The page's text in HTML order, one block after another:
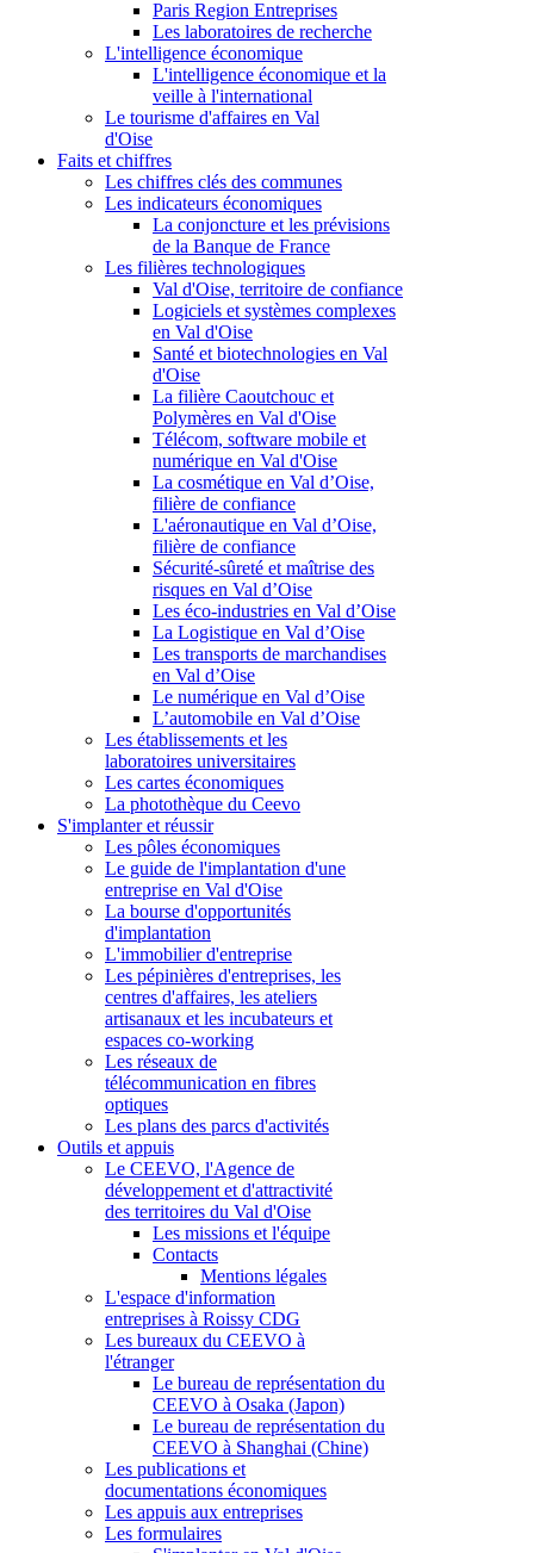
Paris Region Entreprises
Les laboratoires de recherche
L'intelligence économique
L'intelligence économique et la
veille à l'international
Le tourisme d'affaires en Val
d'Oise
Faits et chiffres
Les chiffres clés des communes
Les indicateurs économiques
La conjoncture et les prévisions
de la Banque de France
Les filières technologiques
Val d'Oise, territoire de confiance
Logiciels et systèmes complexes
en Val d'Oise
Santé et biotechnologies en Val
d'Oise
La filière Caoutchouc et
Polymères en Val d'Oise
Télécom, software mobile et
numérique en Val d'Oise
La cosmétique en Val d’Oise,
filière de confiance
L'aéronautique en Val d’Oise,
filière de confiance
Sécurité-sûreté et maîtrise des
risques en Val d’Oise
Les éco-industries en Val d’Oise
La Logistique en Val d’Oise
Les transports de marchandises
en Val d’Oise
Le numérique en Val d’Oise
L’automobile en Val d’Oise
Les établissements et les
laboratoires universitaires
Les cartes économiques
La photothèque du Ceevo
S'implanter et réussir
Les pôles économiques
Le guide de l'implantation d'une
entreprise en Val d'Oise
La bourse d'opportunités
d'implantation
L'immobilier d'entreprise
Les pépinières d'entreprises, les
centres d'affaires, les ateliers
artisanaux et les incubateurs et
espaces co-working
Les réseaux de
télécommunication en fibres
optiques
Les plans des parcs d'activités
Outils et appuis
Le CEEVO, l'Agence de
développement et d'attractivité
des territoires du Val d'Oise
Les missions et l'équipe
Contacts
Mentions légales
L'espace d'information
entreprises à Roissy CDG
Les bureaux du CEEVO à
l'étranger
Le bureau de représentation du
CEEVO à Osaka (Japon)
Le bureau de représentation du
CEEVO à Shanghai (Chine)
Les publications et
documentations économiques
Les appuis aux entreprises
Les formulaires